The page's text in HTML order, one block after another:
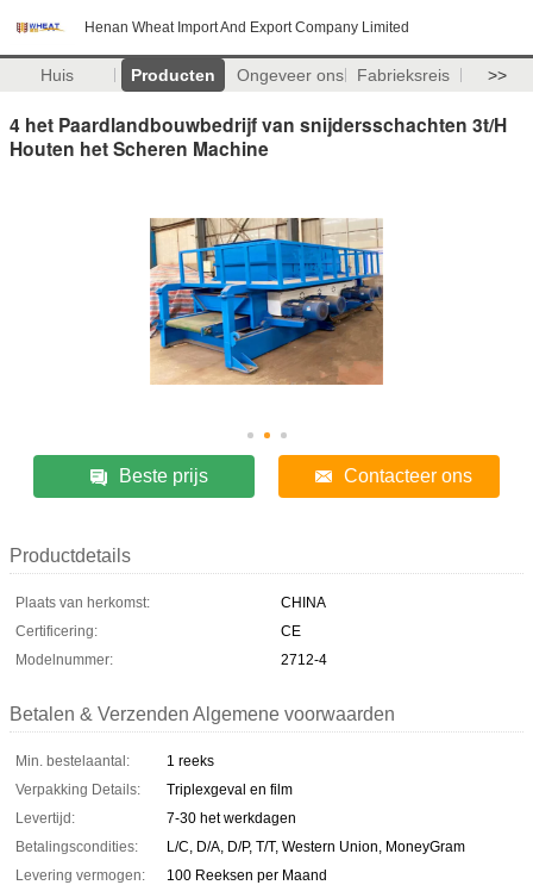
Henan Wheat Import And Export Company Limited
Huis Producten Ongeveer ons Fabrieksreis >>
4 het Paardlandbouwbedrijf van snijdersschachten 3t/H
Houten het Scheren Machine
Beste prijs Contacteer ons
Productdetails
Plaats van herkomst:
CHINA
Certificering:
CE
Modelnummer:
2712-4
Betalen & Verzenden Algemene voorwaarden
Min. bestelaantal:
1 reeks
Verpakking Details:
Triplexgeval en film
Levertijd:
7-30 het werkdagen
Betalingscondities:
L/C, D/A, D/P, T/T, Western Union, MoneyGram
Levering vermogen:
100 Reeksen per Maand